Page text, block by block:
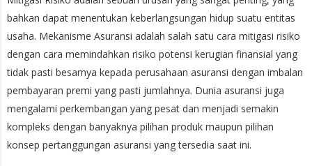
bahkan dapat menentukan keberlangsungan hidup suatu entitas
usaha. Mekanisme Asuransi adalah salah satu cara mitigasi risiko
dengan cara memindahkan risiko potensi kerugian finansial yang
tidak pasti besarnya kepada perusahaan asuransi dengan imbalan
pembayaran premi yang pasti jumlahnya. Dunia asuransi juga
mengalami perkembangan yang pesat dan menjadi semakin
kompleks dengan banyaknya pilihan produk maupun pilihan
konsep pertanggungan asuransi yang tersedia saat ini.